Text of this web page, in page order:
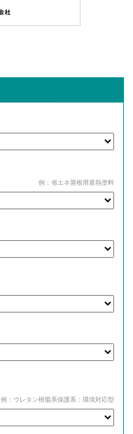
例：省エネ屋根用遮熱塗料
例：ウレタン樹脂系保護系：環境対応型